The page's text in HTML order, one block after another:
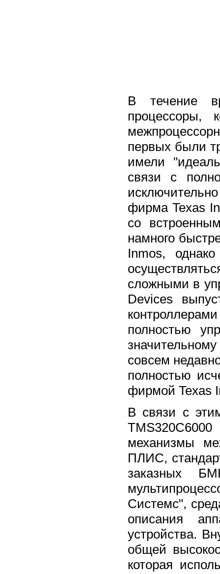
В течение
процессоры,
первых были
имели
связи с
фирма Texas
со
намного
Inmos,
сложными в
Devices
полностью
совсем
полностью
фирмой Texas
В связи с
механизмы
ПЛИС,
заказных
Системс",
описания
устройства.
общей
которая